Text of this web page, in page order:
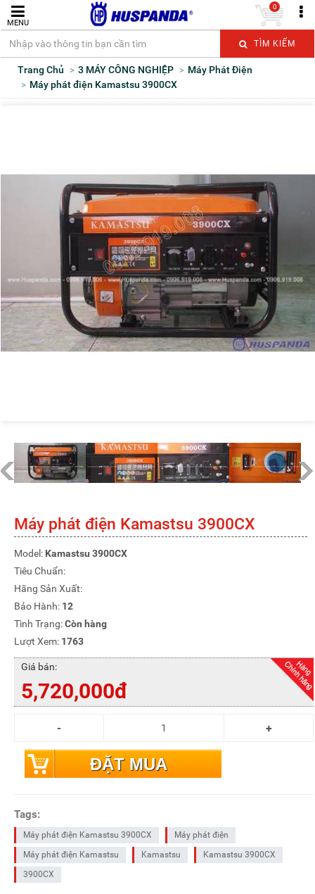
MENU
TÌM KIẾM
0
Trang Chủ 3 MÁY CÔNG NGHIỆP
Máy Phát Điện
Máy phát điện Kamastsu 3900CX
Máy phát điện Kamastsu 3900CX
Model: Kamastsu 3900CX
Tiêu Chuẩn:
Hãng Sản Xuất:
Bảo Hành: 12
Tình Trạng:Còn hàng
Lượt Xem: 1763
Giá bán:
5,720,000đ
ĐẶT MUA
Tags:
Máy phát điện Kamastsu 3900CX
Máy phát điện
Máy phát điện Kamastsu
Kamastsu
Kamastsu 3900CX
3900CX